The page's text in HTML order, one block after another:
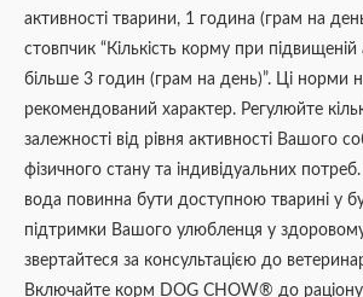
активності тварини, 1 година (грам на
стовпчик “Кількість корму при підвищеній
більше 3 годин (грам на день)”. Ці норми
рекомендований характер. Регулюйте
залежності від рівня активності Вашого
фізичного стану та індивідуальних
вода повинна бути доступною тварині у
підтримки Вашого улюбленця у здоровому
звертайтеся за консультацією до
Включайте корм DOG CHOW® до